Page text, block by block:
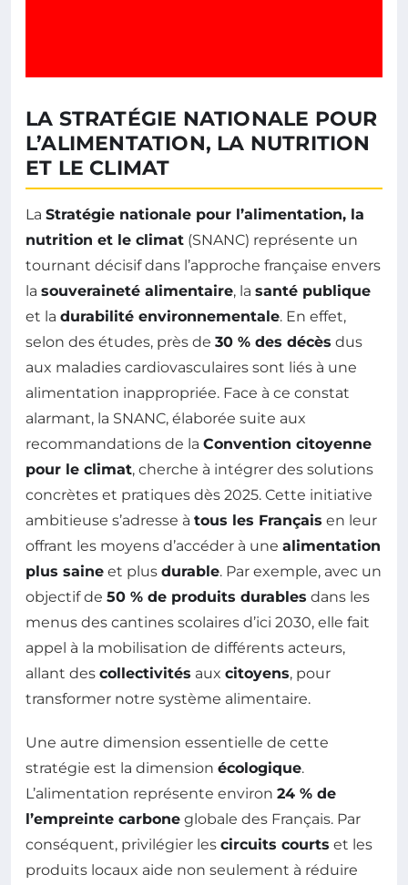
LA STRATÉGIE NATIONALE POUR
L’ALIMENTATION, LA NUTRITION
ET LE CLIMAT
La Stratégie nationale pour l’alimentation, la
nutrition et le climat (SNANC) représente un
tournant décisif dans l’approche française envers
la souveraineté alimentaire, la santé publique
et la durabilité environnementale. En effet,
selon des études, près de 30 % des décès dus
aux maladies cardiovasculaires sont liés à une
alimentation inappropriée. Face à ce constat
alarmant, la SNANC, élaborée suite aux
recommandations de la Convention citoyenne
pour le climat, cherche à intégrer des solutions
concrètes et pratiques dès 2025. Cette initiative
ambitieuse s’adresse à tous les Français en leur
offrant les moyens d’accéder à une alimentation
plus saine et plus durable. Par exemple, avec un
objectif de 50 % de produits durables dans les
menus des cantines scolaires d’ici 2030, elle fait
appel à la mobilisation de différents acteurs,
allant des collectivités aux citoyens, pour
transformer notre système alimentaire.
Une autre dimension essentielle de cette
stratégie est la dimension écologique.
L’alimentation représente environ 24 % de
l’empreinte carbone globale des Français. Par
conséquent, privilégier les circuits courts et les
produits locaux aide non seulement à réduire